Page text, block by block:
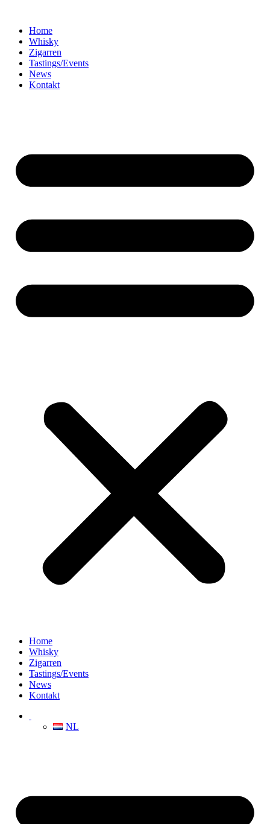
Home
Whisky
Zigarren
Tastings/Events
News
Kontakt
Home
Whisky
Zigarren
Tastings/Events
News
Kontakt
NL